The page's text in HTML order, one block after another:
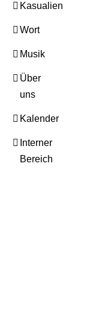
Kasualien
Wort
Musik
Über
uns
Kalender
Interner
Bereich